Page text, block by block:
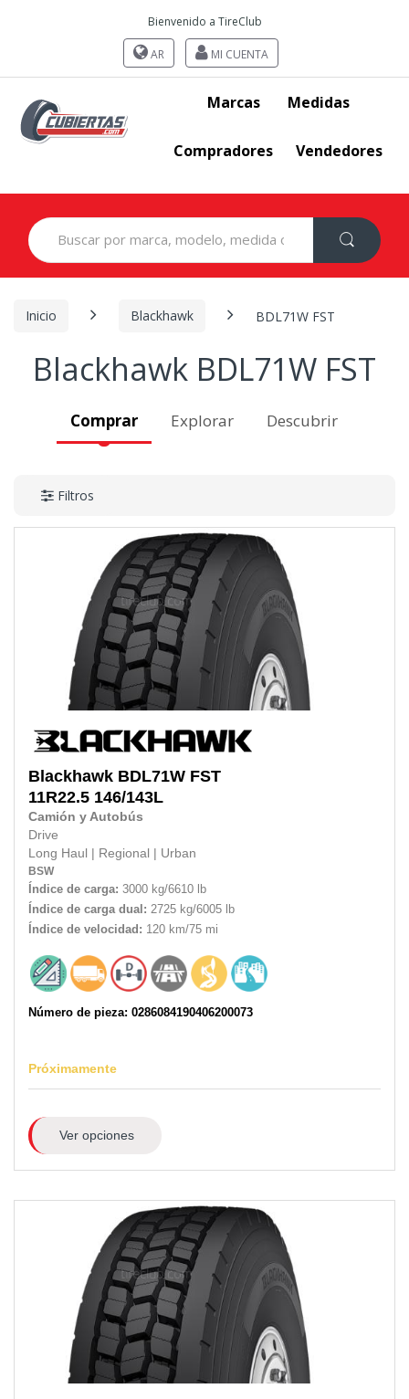
Bienvenido a TireClub
AR MI CUENTA
Marcas Medidas
Compradores Vendedores
Search
for:
Inicio Blackhawk BDL71W FST
Blackhawk BDL71W FST
Comprar Explorar Descubrir
Filtros
Blackhawk BDL71W FST
11R22.5 146/143L
Camión y Autobús
Drive
Long Haul
Regional Urban
BSW
Índice de carga: 3000 kg/6610 lb
Índice de carga dual: 2725 kg/6005 lb
Índice de velocidad: 120 km/75 mi
Número de pieza: 0286084190406200073
Próximamente
Ver opciones